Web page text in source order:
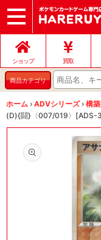
ショップ
店頭買取
ネット買取
店舗一覧
イベント
お問い合わせ
ショップ 買取
商品カテゴリ
ホーム › ADVシリーズ › 構
(D){闘}〈007/019〉[ADS-